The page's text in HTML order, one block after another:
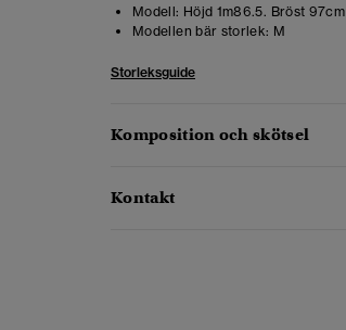
Modell: Höjd 1m86.5. Bröst 97cm
Modellen bär storlek: M
Storleksguide
Komposition och skötsel
Kontakt